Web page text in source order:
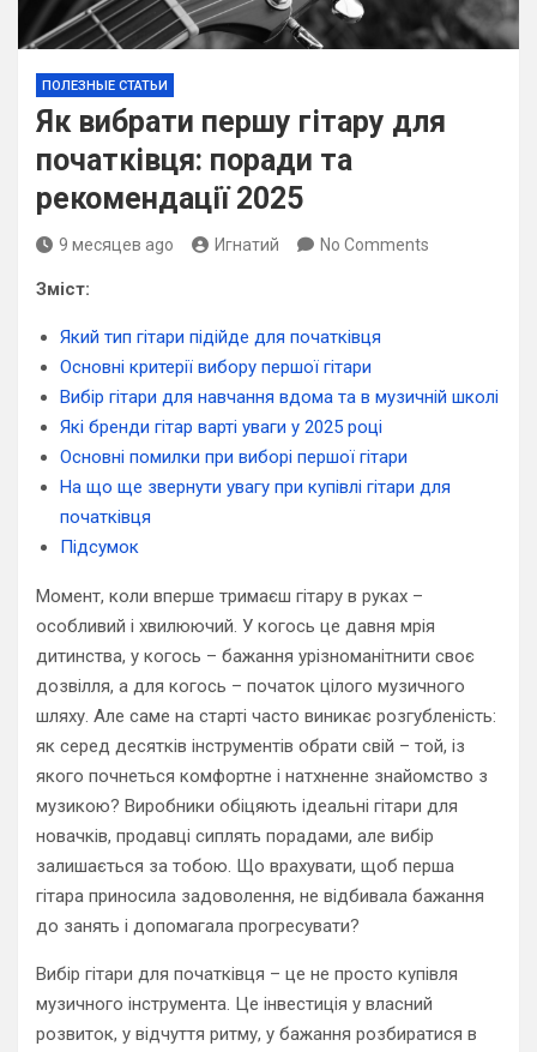
ПОЛЕЗНЫЕ СТАТЬИ
Як вибрати першу гітару для
початківця: поради та
рекомендації 2025
9 месяцев ago Игнатий No Comments
Зміст:
Який тип гітари підійде для початківця
Основні критерії вибору першої гітари
Вибір гітари для навчання вдома та в музичній школі
Які бренди гітар варті уваги у 2025 році
Основні помилки при виборі першої гітари
На що ще звернути увагу при купівлі гітари для
початківця
Підсумок
Момент, коли вперше тримаєш гітару в руках –
особливий і хвилюючий. У когось це давня мрія
дитинства, у когось – бажання урізноманітнити своє
дозвілля, а для когось – початок цілого музичного
шляху. Але саме на старті часто виникає розгубленість:
як серед десятків інструментів обрати свій – той, із
якого почнеться комфортне і натхненне знайомство з
музикою? Виробники обіцяють ідеальні гітари для
новачків, продавці сиплять порадами, але вибір
залишається за тобою. Що врахувати, щоб перша
гітара приносила задоволення, не відбивала бажання
до занять і допомагала прогресувати?
Вибір гітари для початківця – це не просто купівля
музичного інструмента. Це інвестиція у власний
розвиток, у відчуття ритму, у бажання розбиратися в